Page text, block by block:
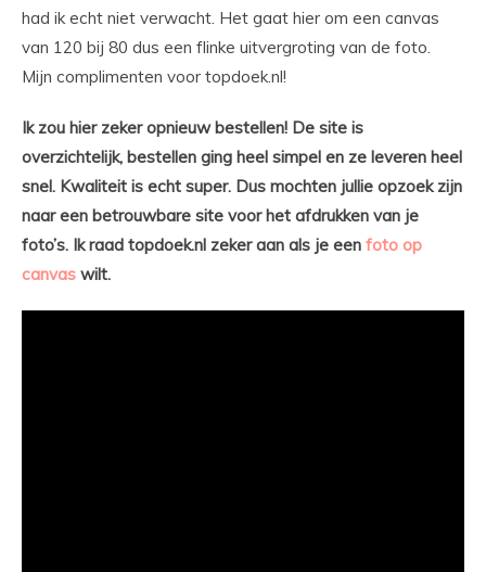
had ik echt niet verwacht. Het gaat hier om een canvas
van 120 bij 80 dus een flinke uitvergroting van de foto.
Mijn complimenten voor topdoek.nl!
Ik zou hier zeker opnieuw bestellen! De site is
overzichtelijk, bestellen ging heel simpel en ze leveren heel
snel. Kwaliteit is echt super. Dus mochten jullie opzoek zijn
naar een betrouwbare site voor het afdrukken van je
foto’s. Ik raad topdoek.nl zeker aan als je een foto op
canvas wilt.